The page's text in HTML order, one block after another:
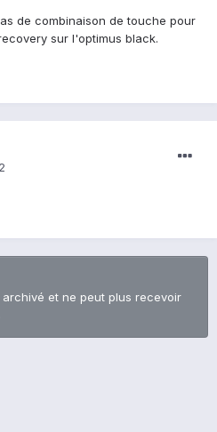
de combinaison de touche pour
sur l'optimus black.
et ne peut plus recevoir